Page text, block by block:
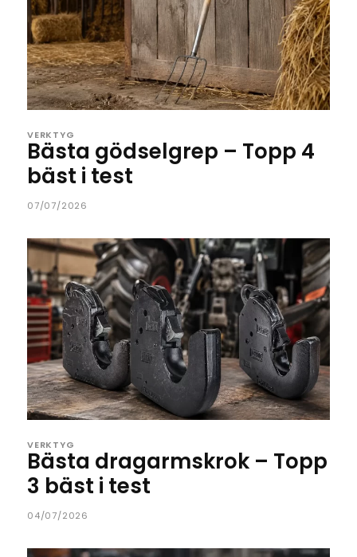
VERKTYG
Bästa gödselgrep – Topp 4
bäst i test
07/07/2026
VERKTYG
Bästa dragarmskrok – Topp
3 bäst i test
04/07/2026